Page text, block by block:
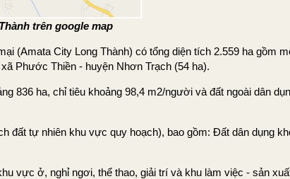
trên google map
(Amata City Long Thành) có tổng diện tích 2.559 ha gồm
Phước Thiền - huyện Nhơn Trạch (54 ha).
836 ha, chỉ tiêu khoảng 98,4 m2/người và đất ngoài dân
đất tự nhiên khu vực quy hoạch), bao gồm: Đất dân dụng
vực ở, nghỉ ngơi, thể thao, giải trí và khu làm việc - sản